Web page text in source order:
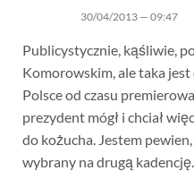
30/04/2013 — 09:47
Publicystycznie, kąśliwie,
Komorowskim, ale taka
Polsce od czasu
prezydent mógł i chciał
do kożucha. Jestem
wybrany na drugą kadencję.